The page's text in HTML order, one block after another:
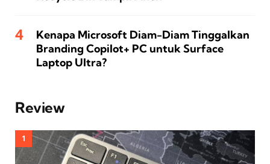
Kenapa Microsoft Diam-Diam Tinggalkan
Branding Copilot+ PC untuk Surface
Laptop Ultra?
Review